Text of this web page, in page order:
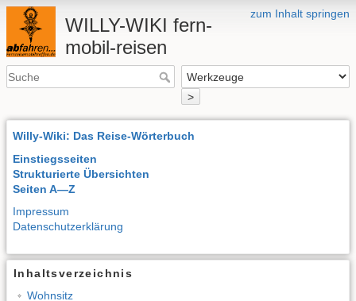
zum Inhalt springen
WILLY-WIKI fern-
mobil-reisen
>
Willy-Wiki: Das Reise-Wörterbuch
Einstiegsseiten
Strukturierte Übersichten
Seiten A—Z
Impressum
Datenschutzerklärung
Inhaltsverzeichnis
Wohnsitz